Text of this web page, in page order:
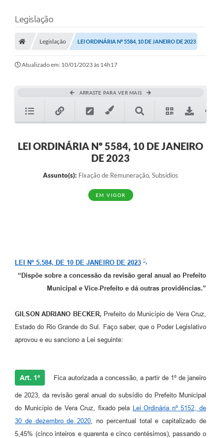
Legislação
Legislação LEI ORDINÁRIA Nº 5584, 10 DE JANEIRO DE 2023
Atualizado em: 10/01/2023 às 14h17
ARRASTE PARA VER MAIS
LEI ORDINÁRIA Nº 5584, 10 DE JANEIRO
DE 2023
Assunto(s): Fixação de Remuneração, Subsídios
EM VIGOR
LEI Nº 5.584, DE 10 DE JANEIRO DE 2023
.
“Dispõe sobre a concessão da revisão geral anual ao Prefeito
Municipal e Vice-Prefeito e dá outras providências.”
GILSON ADRIANO BECKER, Prefeito do Município de Vera Cruz,
Estado do Rio Grande do Sul. Faço saber, que o Poder Legislativo
aprovou e eu sanciono a Lei seguinte:
Art. 1º Fica autorizada a concessão, a partir de 1º de janeiro
de 2023, da revisão geral anual do subsídio do Prefeito Municipal
do Município de Vera Cruz, fixado pela Lei Ordinária nº 5152, de
30 de dezembro de 2020 , no percentual total e capitalizado de
5,45% (cinco inteiros e quarenta e cinco centésimos), passando o